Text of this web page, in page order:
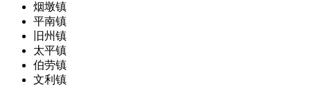
烟墩镇
平南镇
旧州镇
太平镇
伯劳镇
文利镇